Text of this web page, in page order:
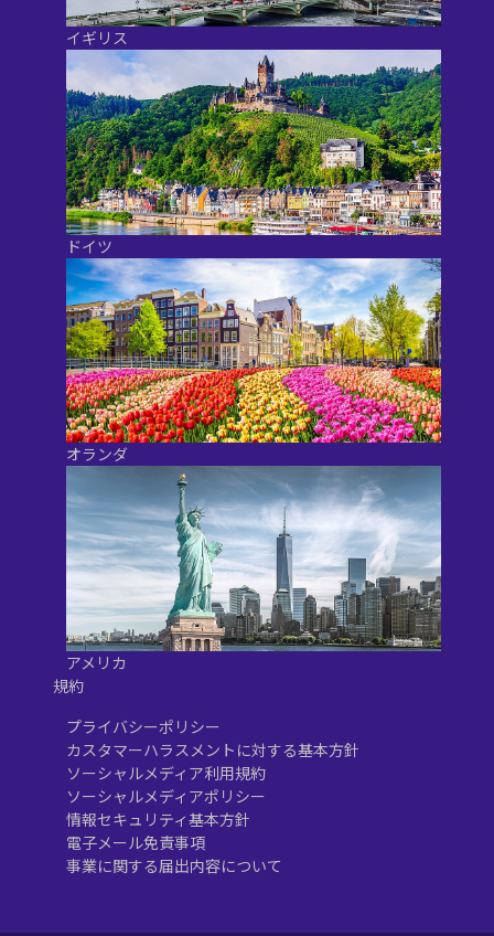
イギリス
ドイツ
オランダ
アメリカ
規約
プライバシーポリシー
カスタマーハラスメントに対する基本方針
ソーシャルメディア利用規約
ソーシャルメディアポリシー
情報セキュリティ基本方針
電子メール免責事項
事業に関する届出内容について